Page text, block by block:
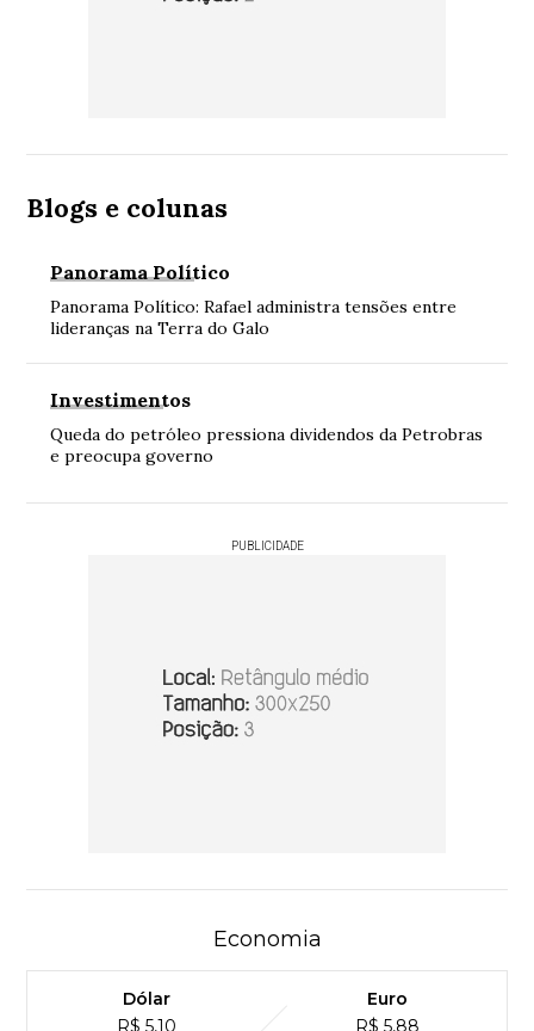
Blogs e colunas
Panorama Político
Panorama Político: Rafael administra tensões entre
lideranças na Terra do Galo
Investimentos
Queda do petróleo pressiona dividendos da Petrobras
e preocupa governo
PUBLICIDADE
Economia
Dólar
R$ 5,10
Euro
R$ 5,88